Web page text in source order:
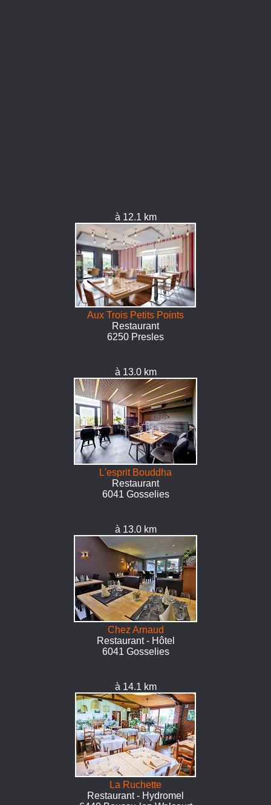
à 12.1 km
Aux Trois Petits Points
Restaurant
6250 Presles
à 13.0 km
L'esprit Bouddha
Restaurant
6041 Gosselies
à 13.0 km
Chez Arnaud
Restaurant - Hôtel
6041 Gosselies
à 14.1 km
La Ruchette
Restaurant - Hydromel